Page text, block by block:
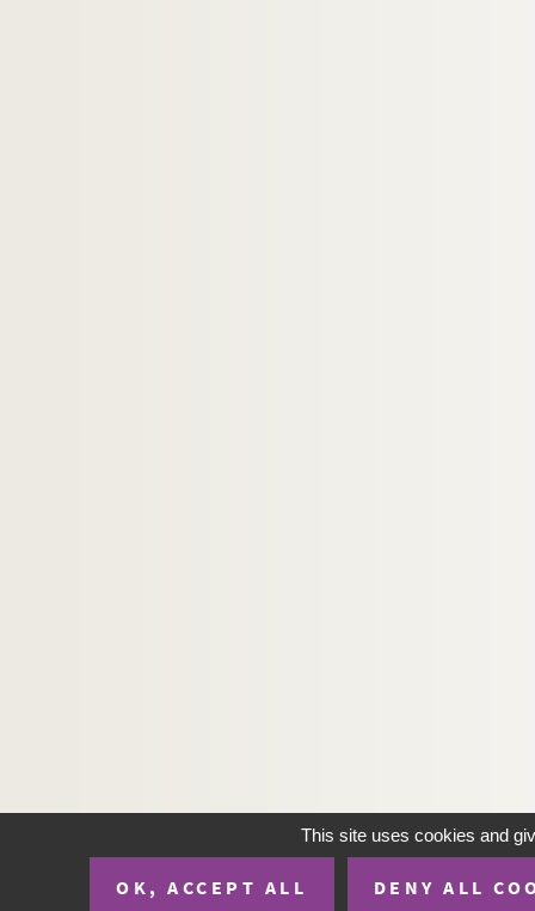
This site uses cookies and
OK, ACCEPT ALL DENY ALL